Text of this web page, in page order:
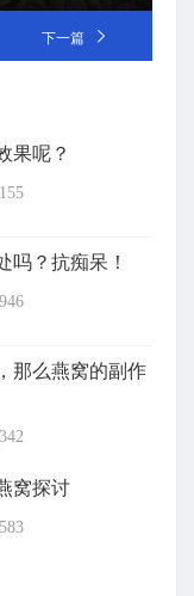
下一篇
果呢？
吗？抗痴呆！
那么燕窝的副作
窝探讨